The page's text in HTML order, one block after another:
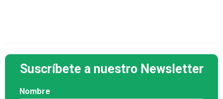
Suscríbete a nuestro Newsletter
Nombre